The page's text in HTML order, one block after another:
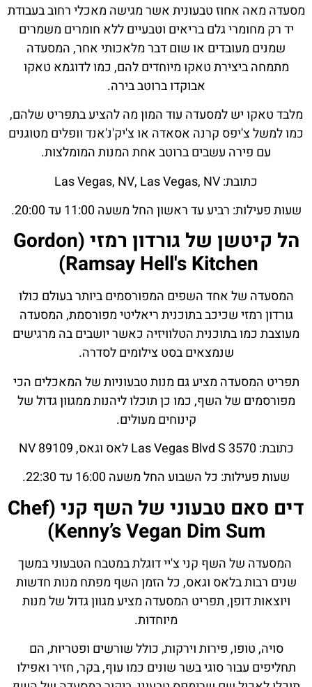
מסעדה מאה אחוז טבעונית אשר מגישה מאכלי רחוב בעבודת
יד רק מחומרי גלם בריאים וטבעיים ללא חומרים משמרים
שמנים מעובדים או שום דבר מלאכותי אחר, המסעדה
מתמחה ביצירת טאקו מיוחדים להם, כמו לדוגמא טאקו
אבוקדו ברוטב בירה.
מלבד טאקו יש למסעדה עוד המון מה להציע בתפריט שלהם,
כמו למשל צ'יפס קרנה אסאדה או צ'יק'נ'אנד וופלים מטוגנים
עם פירה עשבים ברוטב אחת המנות המומלצות.
כתובת: Las Vegas, NV, Las Vegas, NV
שעות פעילות: רביע עד ראשון החל משעה 11:00 עד 20:00.
הל קיטשן של גורדון רמזי (Gordon
Ramsay Hell's Kitchen)
המסעדה של אחד השפים המפורסמים ביותר בעולם כולו
גורדון רמזי שכיכב בתוכנית ריאליטי מפורסמת, המסעדה
מעוצבת כמו בתוכנית הטלוויזיה כאשר יושבים בה מרגישים
שנמצאים בסט צילומים לסדרה.
תפריט המסעדה מציע גם מנות טבעוניות של המאכלים הכי
מפורסמים של השף, כמו כן תוכלו ליהנות ממגוון גדול של
קינוחים מעולים.
כתובת: 3570 Las Vegas Blvd S לאס וגאס, NV 89109
שעות פעילות: כל השבוע החל משעה 16:00 עד 22:30.
דים סאם טבעוני של השף קני (Chef
Kenny’s Vegan Dim Sum)
המסעדה של השף קני צ'יי דוגלת במטבח הטבעוני במשך
שנים רבות בלאס וגאס, כל הזמן השף מפתח מנות חדשות
ויוצאות דופן, תפריט המסעדה מציע מגוון גדול של מנות
מיוחדות.
סויה, טופו, פירות וירקות, כולל שורשים ופטריות, הם
תחליפים עבור סוגי בשר שונים כמו עוף, בקר, חזיר ואפילו